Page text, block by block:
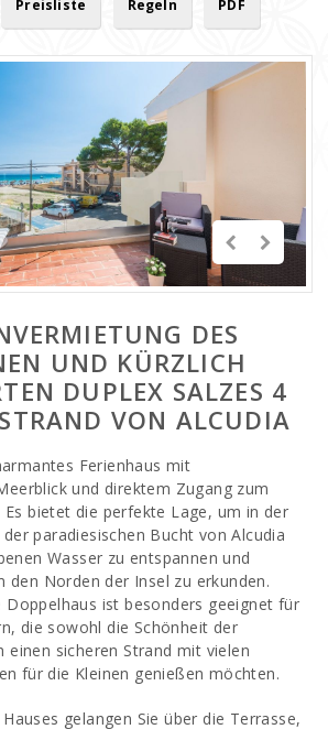
Preisliste Regeln PDF
DES
UND KÜRZLICH
DUPLEX SALZES 4
VON ALCUDIA
Ferienhaus mit
und direktem Zugang zum
Es bietet die perfekte Lage, um in der
paradiesischen Bucht von Alcudia
Wasser zu entspannen und
den Norden der Insel zu erkunden.
Doppelhaus ist besonders geeignet für
die sowohl die Schönheit der
einen sicheren Strand mit vielen
für die Kleinen genießen möchten.
gelangen Sie über die Terrasse,